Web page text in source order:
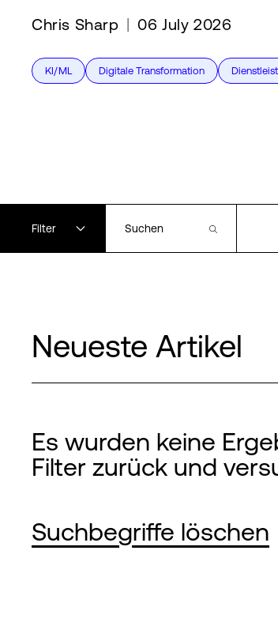
Chris Sharp | 06 July 2026
KI/ML Digitale Transformation
Filter
Neueste Artikel
Es wurden keine
Filter zurück und
Suchbegriffe löschen